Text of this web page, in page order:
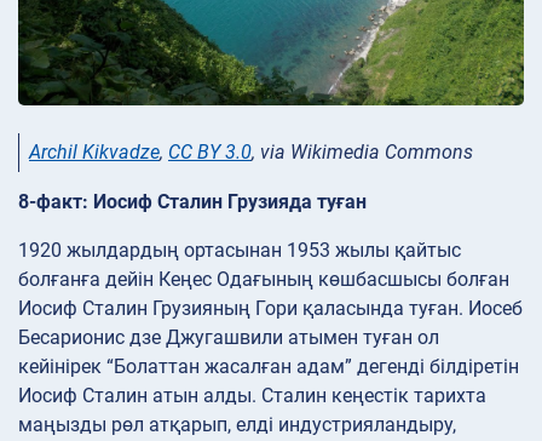
Archil Kikvadze, CC BY 3.0, via Wikimedia Commons
8-факт: Иосиф Сталин Грузияда туған
1920 жылдардың ортасынан 1953 жылы қайтыс
болғанға дейін Кеңес Одағының көшбасшысы болған
Иосиф Сталин Грузияның Гори қаласында туған. Иосеб
Бесарионис дзе Джугашвили атымен туған ол
кейінірек “Болаттан жасалған адам” дегенді білдіретін
Иосиф Сталин атын алды. Сталин кеңестік тарихта
маңызды рөл атқарып, елді индустрияландыру,